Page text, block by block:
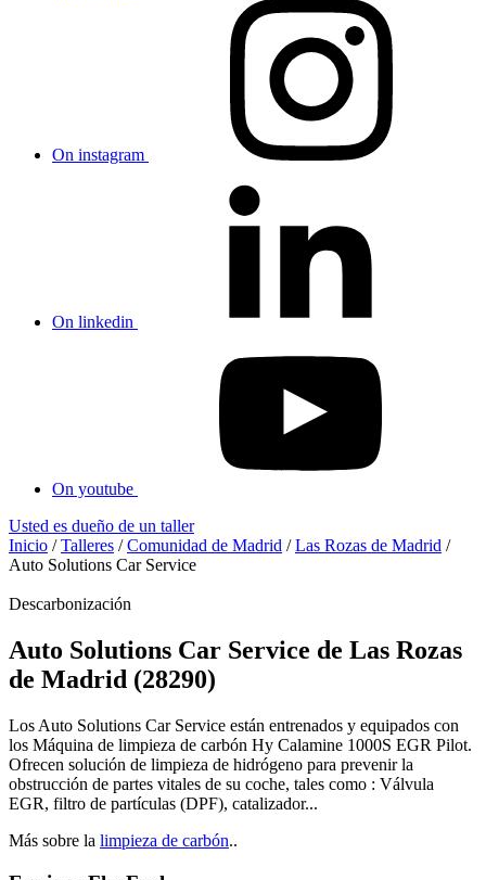
On instagram
On linkedin
On youtube
Usted es dueño de un taller
Inicio /Talleres /Comunidad de Madrid /Las Rozas de Madrid /
Auto Solutions Car Service
Descarbonización
Auto Solutions Car Service de Las Rozas
de Madrid (28290)
Los Auto Solutions Car Service están entrenados y equipados con
los Máquina de limpieza de carbón Hy Calamine 1000S EGR Pilot.
Ofrecen solución de limpieza de hidrógeno para prevenir la
obstrucción de partes vitales de su coche, tales como : Válvula
EGR, filtro de partículas (DPF), catalizador...
Más sobre la limpieza de carbón..